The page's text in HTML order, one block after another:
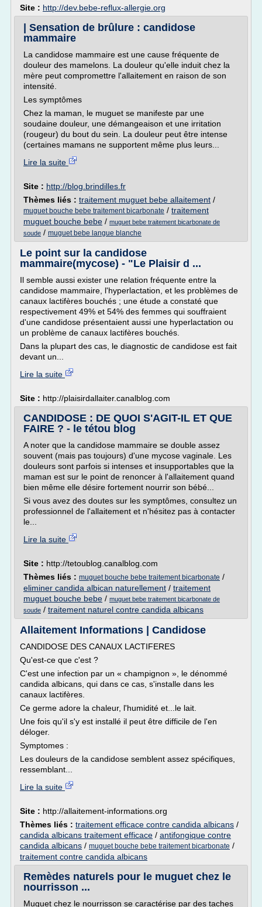
Site : http://dev.bebe-reflux-allergie.org
| Sensation de brûlure : candidose
mammaire
La candidose mammaire est une cause fréquente de
douleur des mamelons. La douleur qu'elle induit chez la
mère peut compromettre l'allaitement en raison de son
intensité.
Les symptômes
Chez la maman, le muguet se manifeste par une
soudaine douleur, une démangeaison et une irritation
(rougeur) du bout du sein. La douleur peut être intense
(certaines mamans ne supportent même plus leurs...
Lire la suite
Site : http://blog.brindilles.fr
Thèmes liés : traitement muguet bebe allaitement /
muguet bouche bebe traitement bicarbonate / traitement
muguet bouche bebe / muguet bebe traitement bicarbonate de
soude / muguet bebe langue blanche
Le point sur la candidose
mammaire(mycose) - "Le Plaisir d ...
Il semble aussi exister une relation fréquente entre la
candidose mammaire, l'hyperlactation, et les problèmes de
canaux lactifères bouchés ; une étude a constaté que
respectivement 49% et 54% des femmes qui souffraient
d'une candidose présentaient aussi une hyperlactation ou
un problème de canaux lactifères bouchés.
Dans la plupart des cas, le diagnostic de candidose est fait
devant un...
Lire la suite
Site : http://plaisirdallaiter.canalblog.com
CANDIDOSE : DE QUOI S'AGIT-IL ET QUE
FAIRE ? - le tétou blog
A noter que la candidose mammaire se double assez
souvent (mais pas toujours) d'une mycose vaginale. Les
douleurs sont parfois si intenses et insupportables que la
maman est sur le point de renoncer à l'allaitement quand
bien même elle désire fortement nourrir son bébé...
Si vous avez des doutes sur les symptômes, consultez un
professionnel de l'allaitement et n'hésitez pas à contacter
le...
Lire la suite
Site : http://tetoublog.canalblog.com
Thèmes liés : muguet bouche bebe traitement bicarbonate /
eliminer candida albican naturellement / traitement
muguet bouche bebe / muguet bebe traitement bicarbonate de
soude / traitement naturel contre candida albicans
Allaitement Informations | Candidose
CANDIDOSE DES CANAUX LACTIFERES
Qu'est-ce que c'est ?
C'est une infection par un « champignon », le dénommé
candida albicans, qui dans ce cas, s'installe dans les
canaux lactifères.
Ce germe adore la chaleur, l'humidité et...le lait.
Une fois qu'il s'y est installé il peut être difficile de l'en
déloger.
Symptomes :
Les douleurs de la candidose semblent assez spécifiques,
ressemblant...
Lire la suite
Site : http://allaitement-informations.org
Thèmes liés : traitement efficace contre candida albicans /
candida albicans traitement efficace / antifongique contre
candida albicans / muguet bouche bebe traitement bicarbonate /
traitement contre candida albicans
Remèdes naturels pour le muguet chez le
nourrisson ...
Muguet chez le nourrisson se caractérise par des taches